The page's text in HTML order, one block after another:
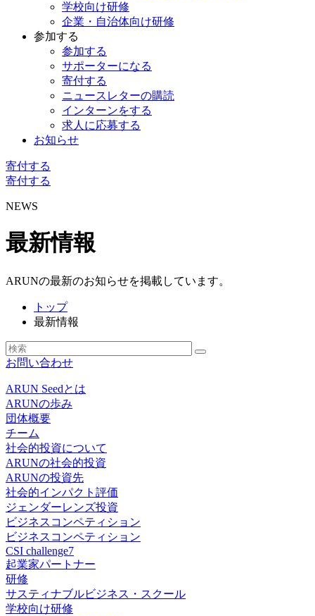
学校向け研修
企業・自治体向け研修
参加する
参加する
サポーターになる
寄付する
ニュースレターの購読
インターンをする
求人に応募する
お知らせ
寄付する
寄付する
NEWS
最新情報
ARUNの最新のお知らせを掲載しています。
トップ
最新情報
お問い合わせ
ARUN Seedとは
ARUNの歩み
団体概要
チーム
社会的投資について
ARUNの社会的投資
ARUNの投資先
社会的インパクト評価
ジェンダーレンズ投資
ビジネスコンペティション
ビジネスコンペティション
CSI challenge7
起業家パートナー
研修
サスティナブルビジネス・スクール
学校向け研修